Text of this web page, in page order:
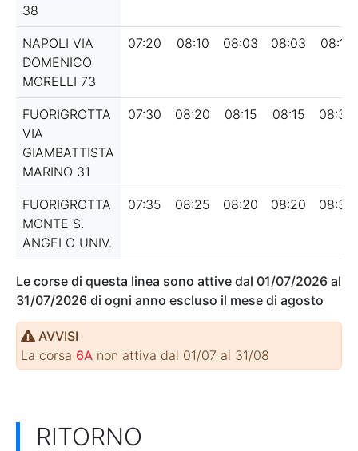
38
NAPOLI VIA
DOMENICO
MORELLI 73
07:20 08:10 08:03 08:03 08:18
FUORIGROTTA
VIA
GIAMBATTISTA
MARINO 31
07:30 08:20 08:15 08:15 08:30
FUORIGROTTA
MONTE S.
ANGELO UNIV.
07:35 08:25 08:20 08:20 08:35
Le corse di questa linea sono attive dal 01/07/2026 al
31/07/2026 di ogni anno escluso il mese di agosto
AVVISI
La corsa 6A non attiva dal 01/07 al 31/08
RITORNO